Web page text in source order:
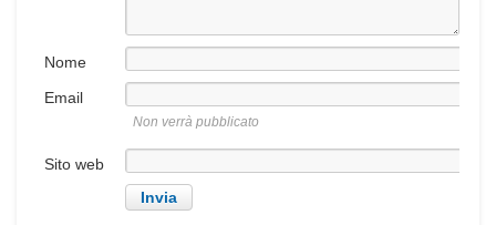
Nome
Email
Non verrà pubblicato
Sito web